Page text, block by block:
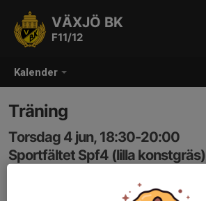
Kalender
VÄXJÖ BK
F11/12
Träning
Torsdag 4 jun, 18:30-20:00
Sportfältet Spf4 (lilla konstgräs)